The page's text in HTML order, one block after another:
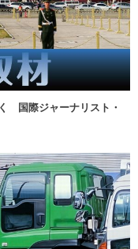
国際ジャーナリスト・